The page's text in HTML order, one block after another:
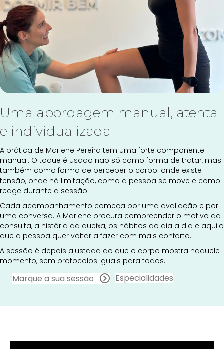
Uma abordagem manual, atenta
e individualizada
A prática de Marlene Pereira tem uma forte componente
manual. O toque é usado não só como forma de tratar, mas
também como forma de perceber o corpo: onde existe
tensão, onde há limitação, como a pessoa se move e como
reage durante a sessão.
Cada acompanhamento começa por uma avaliação e por
uma conversa. A Marlene procura compreender o motivo da
consulta, a história da queixa, os hábitos do dia a dia e aquilo
que a pessoa quer voltar a fazer com mais conforto.
A sessão é depois ajustada ao que o corpo mostra naquele
momento, sem protocolos iguais para todos.
Marque a sua sessão Especialidades